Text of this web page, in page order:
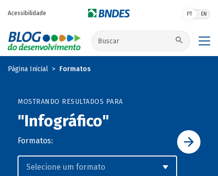
Acessibilidade PT EN
Buscar no site
Página Inicial Formatos
MOSTRANDO RESULTADOS PARA
"Infográfico"
Formatos: